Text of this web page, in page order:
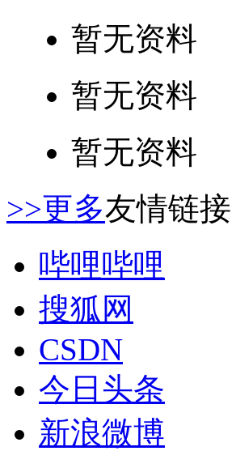
暂无资料
暂无资料
暂无资料
>>更多友情链接
哔哩哔哩
搜狐网
CSDN
今日头条
新浪微博